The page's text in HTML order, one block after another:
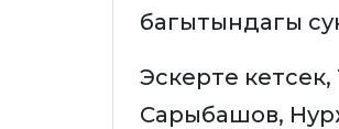
багытындагы
Эскерте
Сарыбашов,